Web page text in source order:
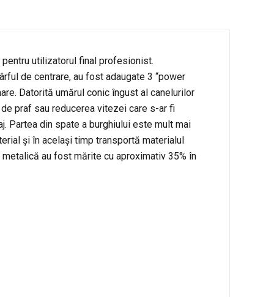
utilizatorul final profesionist.
de centrare, au fost adaugate 3 “power
Datorită umărul conic îngust al canelurilor
praf sau reducerea vitezei care s-ar fi
Partea din spate a burghiului este mult mai
și în același timp transportă materialul
au fost mărite cu aproximativ 35% în